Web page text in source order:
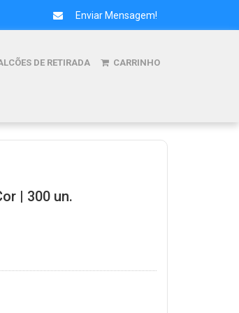
Enviar Mensagem!
DE RETIRADA CARRINHO
| 300 un.